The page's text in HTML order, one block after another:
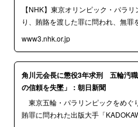
【NHK】東京オリンピック・パラ
り、賄賂を渡した罪に問われ、無罪
www3.nhk.or.jp
角川元会長に懲役3年求刑 五輪汚
の信頼を失墜」：朝日新聞
東京五輪・パラリンピックをめぐ
賄罪に問われた出版大手「